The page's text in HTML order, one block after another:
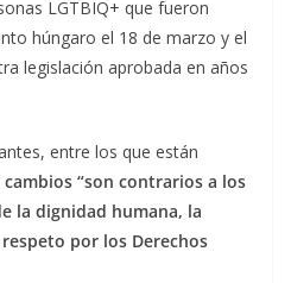
LGTBIQ+ que fueron
húngaro el 18 de marzo y el
legislación aprobada en años
entre los que están
cambios “son contrarios a los
la dignidad humana, la
por los Derechos